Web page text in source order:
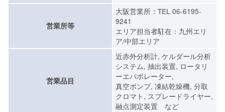
営業所等
大阪営業所：TEL 06-6195-
9241
エリア担当者駐在：九州エリ
ア/中部エリア
営業品目
近赤外分析計, ケルダール分析
システム, 抽出装置, ロータリ
ーエバポレーター,
真空ポンプ, 凍結乾燥機, 分取
クロマト, スプレードライヤー,
融点測定装置 など